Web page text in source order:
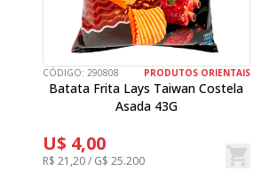
CÓDIGO: 290808 PRODUTOS ORIENTAIS
Batata Frita Lays Taiwan Costela
Asada 43G
U$ 4,00
R$ 21,20 / G$ 25.200